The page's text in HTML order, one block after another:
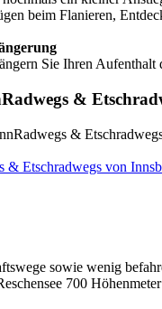
beim Flanieren,
Sie Ihren Aufenthalt
&
&
Etschradwegs von
sowie wenig
700